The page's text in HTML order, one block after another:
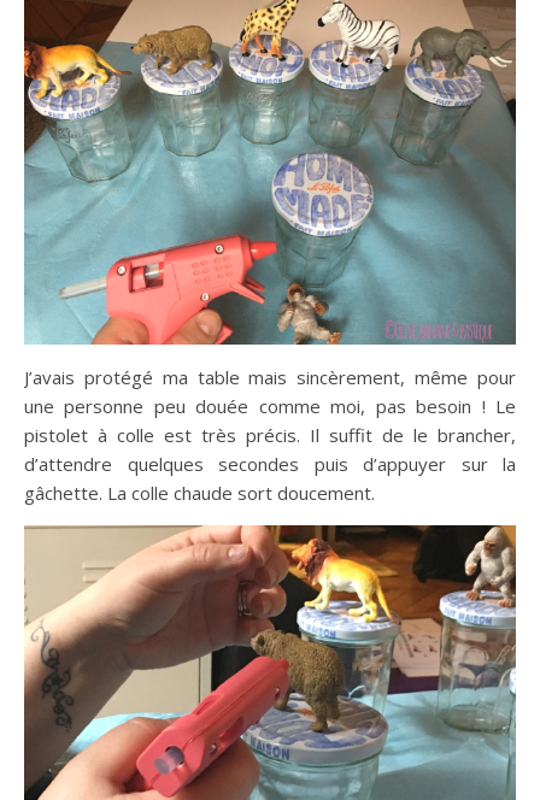
J’avais protégé ma table mais sincèrement, même pour
une personne peu douée comme moi, pas besoin ! Le
pistolet à colle est très précis. Il suffit de le brancher,
d’attendre quelques secondes puis d’appuyer sur la
gâchette. La colle chaude sort doucement.